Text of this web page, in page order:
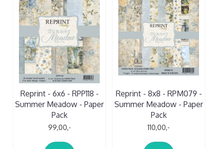
Reprint - 6x6 - RPP118 -
Summer Meadow - Paper
Pack
99,00,-
Reprint - 8x8 - RPM079 -
Summer Meadow - Paper
Pack
110,00,-